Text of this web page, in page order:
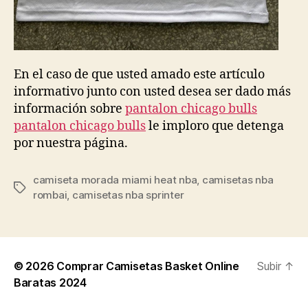
En el caso de que usted amado este artículo
informativo junto con usted desea ser dado más
información sobre pantalon chicago bulls
pantalon chicago bullsle imploro que detenga
por nuestra página.
Etiquetas
camiseta morada miami heat nba camisetas nba
rombai camisetas nba sprinter
© 2026 Comprar Camisetas Basket Online
Baratas 2024
Subir ↑